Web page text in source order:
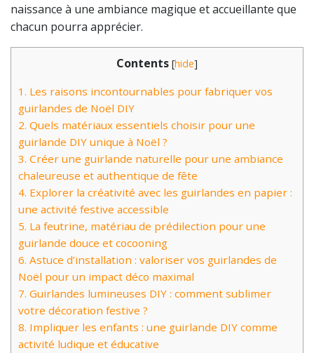
naissance à une ambiance magique et accueillante que
chacun pourra apprécier.
Contents [hide]
1. Les raisons incontournables pour fabriquer vos
guirlandes de Noël DIY
2. Quels matériaux essentiels choisir pour une
guirlande DIY unique à Noël ?
3. Créer une guirlande naturelle pour une ambiance
chaleureuse et authentique de fête
4. Explorer la créativité avec les guirlandes en papier :
une activité festive accessible
5. La feutrine, matériau de prédilection pour une
guirlande douce et cocooning
6. Astuce d’installation : valoriser vos guirlandes de
Noël pour un impact déco maximal
7. Guirlandes lumineuses DIY : comment sublimer
votre décoration festive ?
8. Impliquer les enfants : une guirlande DIY comme
activité ludique et éducative